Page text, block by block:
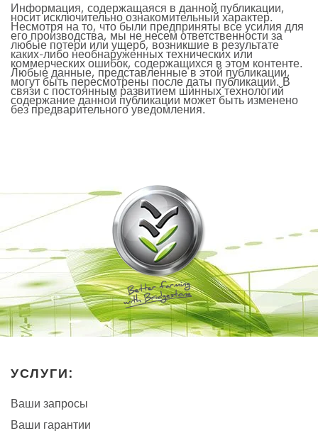
Информация, содержащаяся в данной публикации,
носит исключительно ознакомительный характер.
Несмотря на то, что были предприняты все усилия для
его производства, мы не несем ответственности за
любые потери или ущерб, возникшие в результате
каких-либо необнаруженных технических или
коммерческих ошибок, содержащихся в этом контенте.
Любые данные, представленные в этой публикации,
могут быть пересмотрены после даты публикации. В
связи с постоянным развитием шинных технологий
содержание данной публикации может быть изменено
без предварительного уведомления.
УСЛУГИ:
Ваши запросы
Ваши гарантии